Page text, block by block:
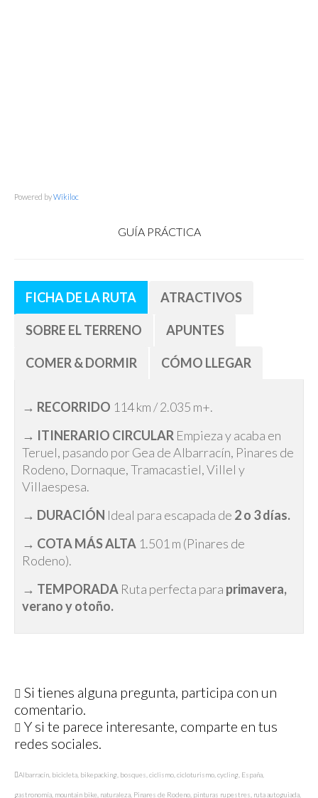
Powered byWikiloc
GUÍA PRÁCTICA
FICHA DE LA RUTA ATRACTIVOS
SOBRE EL TERRENO APUNTES
COMER & DORMIR CÓMO LLEGAR
→ RECORRIDO 114 km / 2.035 m+.
→ ITINERARIO CIRCULAR Empieza y acaba en
Teruel, pasando por Gea de Albarracín, Pinares de
Rodeno, Dornaque, Tramacastiel, Villel y
Villaespesa.
→ DURACIÓN Ideal para escapada de 2 o 3 días.
→ COTA MÁS ALTA 1.501 m (Pinares de
Rodeno).
→ TEMPORADA Ruta perfecta para primavera,
verano y otoño.
Si tienes alguna pregunta, participa con un
comentario.
Y si te parece interesante, comparte en tus
redes sociales.
Albarracín bicicleta bikepacking bosques ciclismo cicloturismo cycling España
gastronomía mountain bike naturaleza Pinares de Rodeno pinturas rupestres ruta autoguiada